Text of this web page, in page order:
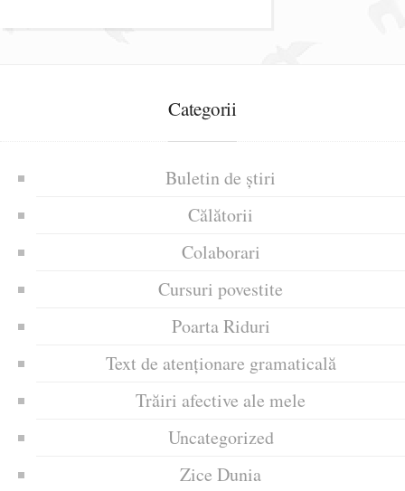
Categorii
Buletin de știri
Călătorii
Colaborari
Cursuri povestite
Poarta Riduri
Text de atenționare gramaticală
Trăiri afective ale mele
Uncategorized
Zice Dunia